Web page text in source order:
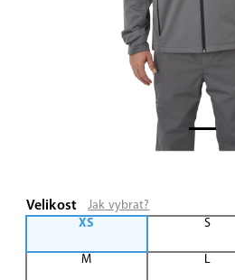
Velikost
Jak vybrat?
XS
S
M L